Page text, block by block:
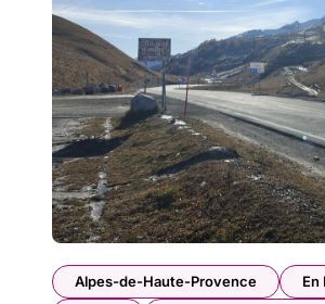
Alpes-de-Haute-Provence
En